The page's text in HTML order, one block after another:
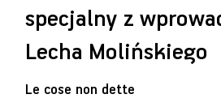
specjalny z
Lecha Molińskiego
Le cose non dette